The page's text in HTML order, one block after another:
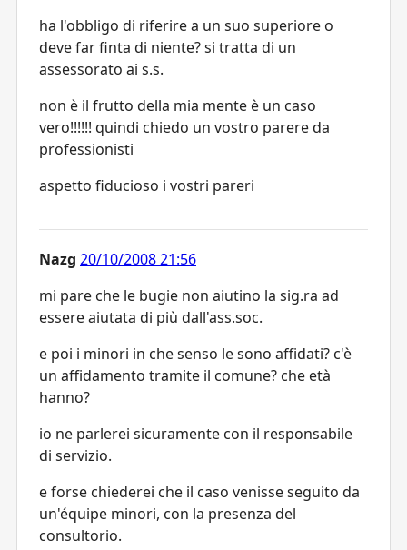
ha l'obbligo di riferire a un suo superiore o
deve far finta di niente? si tratta di un
assessorato ai s.s.
non è il frutto della mia mente è un caso
vero!!!!!! quindi chiedo un vostro parere da
professionisti
aspetto fiducioso i vostri pareri
Nazg 20/10/2008 21:56
mi pare che le bugie non aiutino la sig.ra ad
essere aiutata di più dall'ass.soc.
e poi i minori in che senso le sono affidati? c'è
un affidamento tramite il comune? che età
hanno?
io ne parlerei sicuramente con il responsabile
di servizio.
e forse chiederei che il caso venisse seguito da
un'équipe minori, con la presenza del
consultorio.